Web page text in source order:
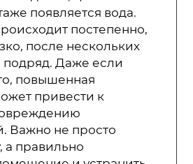
появляется вода.
постепенно,
после нескольких
подряд. Даже если
повышенная
привести к
Важно не просто
а правильно